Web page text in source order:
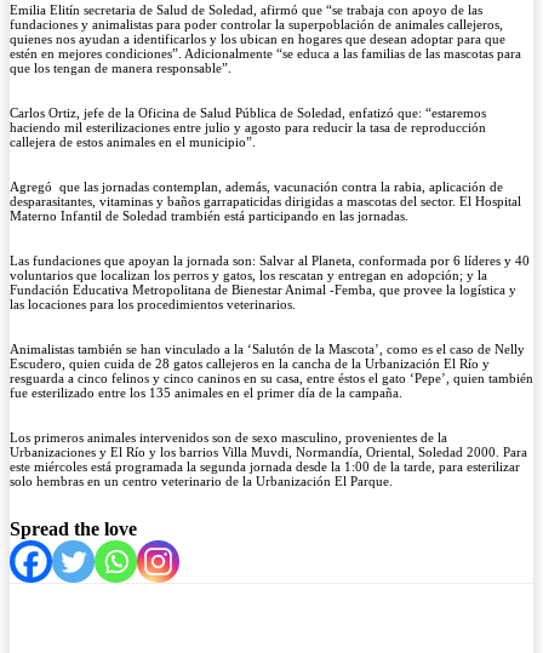
Emilia Elitín secretaria de Salud de Soledad, afirmó que “se trabaja con apoyo de las
fundaciones y animalistas para poder controlar la superpoblación de animales callejeros,
quienes nos ayudan a identificarlos y los ubican en hogares que desean adoptar para que
estén en mejores condiciones”. Adicionalmente “se educa a las familias de las mascotas para
que los tengan de manera responsable”.
Carlos Ortiz, jefe de la Oficina de Salud Pública de Soledad, enfatizó que: “estaremos
haciendo mil esterilizaciones entre julio y agosto para reducir la tasa de reproducción
callejera de estos animales en el municipio”.
Agregó que las jornadas contemplan, además, vacunación contra la rabia, aplicación de
desparasitantes, vitaminas y baños garrapaticidas dirigidas a mascotas del sector. El Hospital
Materno Infantil de Soledad trambién está participando en las jornadas.
Las fundaciones que apoyan la jornada son: Salvar al Planeta, conformada por 6 líderes y 40
voluntarios que localizan los perros y gatos, los rescatan y entregan en adopción; y la
Fundación Educativa Metropolitana de Bienestar Animal -Femba, que provee la logística y
las locaciones para los procedimientos veterinarios.
Animalistas también se han vinculado a la ‘Salutón de la Mascota’, como es el caso de Nelly
Escudero, quien cuida de 28 gatos callejeros en la cancha de la Urbanización El Río y
resguarda a cinco felinos y cinco caninos en su casa, entre éstos el gato ‘Pepe’, quien también
fue esterilizado entre los 135 animales en el primer día de la campaña.
Los primeros animales intervenidos son de sexo masculino, provenientes de la
Urbanizaciones y El Río y los barrios Villa Muvdi, Normandía, Oriental, Soledad 2000. Para
este miércoles está programada la segunda jornada desde la 1:00 de la tarde, para esterilizar
solo hembras en un centro veterinario de la Urbanización El Parque.
Spread the love